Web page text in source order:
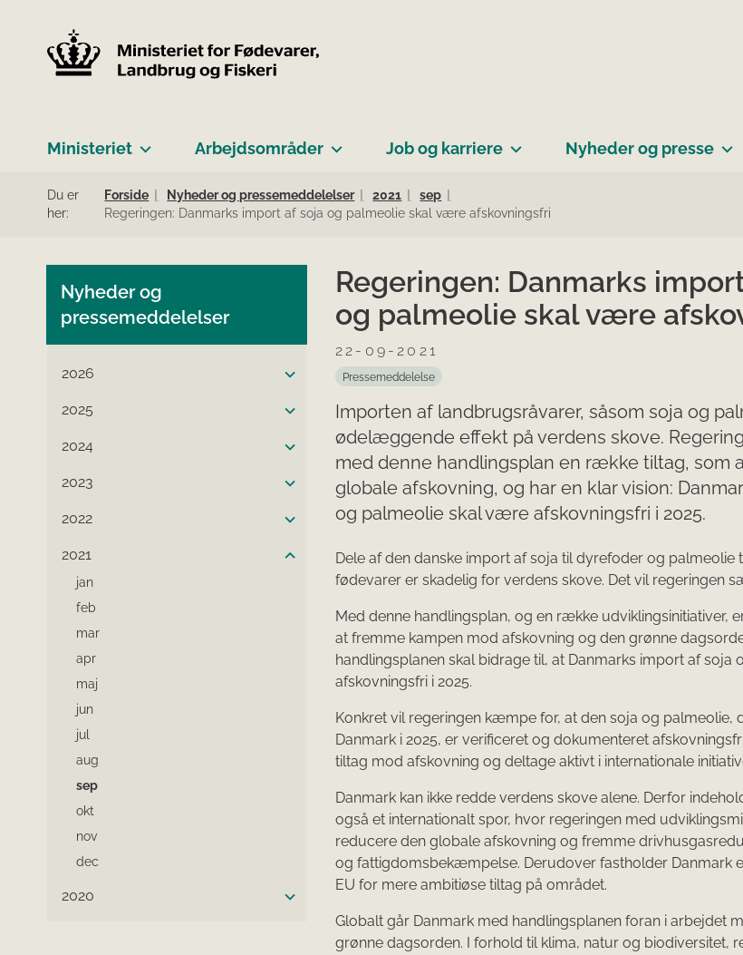
Ministeriet Arbejdsområder Job og karriere Nyheder og presse
Du er
her:
Forside Nyheder og pressemeddelelser 2021
sep
Regeringen: Danmarks import af soja og palmeolie skal være afskovningsfri
Nyheder og
pressemeddelelser
2026
2025
2024
2023
2022
2021
jan
feb
mar
apr
maj
jun
jul
aug
sep
okt
nov
dec
2020
Regeringen: Danmarks
og palmeolie skal være
22-09-2021
Pressemeddelelse
Importen af landbrugsråvarer, såsom soja og
ødelæggende effekt på verdens skove.
med denne handlingsplan en række tiltag, som
globale afskovning, og har en klar vision:
og palmeolie skal være afskovningsfri i 2025.
Dele af den danske import af soja til dyrefoder og palmeolie
fødevarer er skadelig for verdens skove. Det vil regeringen
Med denne handlingsplan, og en række udviklingsinitiativer,
at fremme kampen mod afskovning og den grønne
handlingsplanen skal bidrage til, at Danmarks import af soja
afskovningsfri i 2025.
Konkret vil regeringen kæmpe for, at den soja og palmeolie,
Danmark i 2025, er verificeret og dokumenteret
tiltag mod afskovning og deltage aktivt i internationale
Danmark kan ikke redde verdens skove alene. Derfor
også et internationalt spor, hvor regeringen med
reducere den globale afskovning og fremme
og fattigdomsbekæmpelse. Derudover fastholder Danmark
EU for mere ambitiøse tiltag på området.
Globalt går Danmark med handlingsplanen foran i arbejdet
grønne dagsorden. I forhold til klima, natur og biodiversitet,